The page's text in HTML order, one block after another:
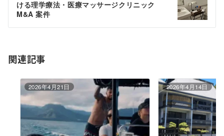
ー
シ
ン
ける理学療法・医療マッサージクリニック
M&A 案件
関連記事
2026年4月21日 2026年4月14日